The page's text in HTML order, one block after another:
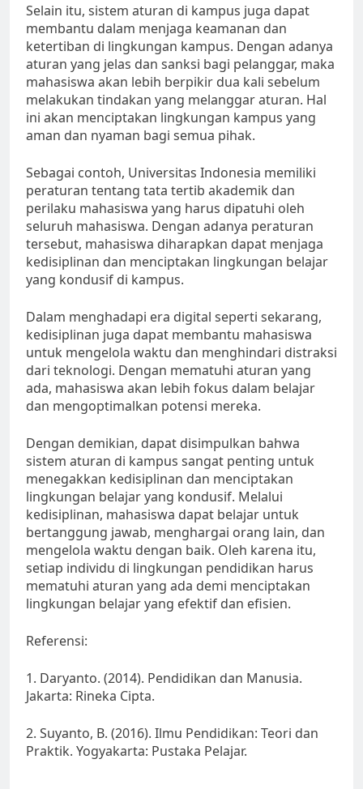
Selain itu, sistem aturan di kampus juga dapat
membantu dalam menjaga keamanan dan
ketertiban di lingkungan kampus. Dengan adanya
aturan yang jelas dan sanksi bagi pelanggar, maka
mahasiswa akan lebih berpikir dua kali sebelum
melakukan tindakan yang melanggar aturan. Hal
ini akan menciptakan lingkungan kampus yang
aman dan nyaman bagi semua pihak.
Sebagai contoh, Universitas Indonesia memiliki
peraturan tentang tata tertib akademik dan
perilaku mahasiswa yang harus dipatuhi oleh
seluruh mahasiswa. Dengan adanya peraturan
tersebut, mahasiswa diharapkan dapat menjaga
kedisiplinan dan menciptakan lingkungan belajar
yang kondusif di kampus.
Dalam menghadapi era digital seperti sekarang,
kedisiplinan juga dapat membantu mahasiswa
untuk mengelola waktu dan menghindari distraksi
dari teknologi. Dengan mematuhi aturan yang
ada, mahasiswa akan lebih fokus dalam belajar
dan mengoptimalkan potensi mereka.
Dengan demikian, dapat disimpulkan bahwa
sistem aturan di kampus sangat penting untuk
menegakkan kedisiplinan dan menciptakan
lingkungan belajar yang kondusif. Melalui
kedisiplinan, mahasiswa dapat belajar untuk
bertanggung jawab, menghargai orang lain, dan
mengelola waktu dengan baik. Oleh karena itu,
setiap individu di lingkungan pendidikan harus
mematuhi aturan yang ada demi menciptakan
lingkungan belajar yang efektif dan efisien.
Referensi:
1. Daryanto. (2014). Pendidikan dan Manusia.
Jakarta: Rineka Cipta.
2. Suyanto, B. (2016). Ilmu Pendidikan: Teori dan
Praktik. Yogyakarta: Pustaka Pelajar.